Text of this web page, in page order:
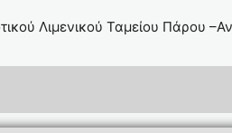
Λιμενικού Ταμείου Πάρου